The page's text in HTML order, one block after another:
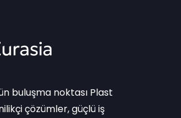
buluşma noktası Plast
çözümler, güçlü iş